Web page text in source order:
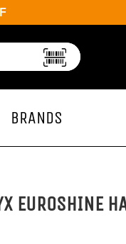
BRANDS
EUROSHINE